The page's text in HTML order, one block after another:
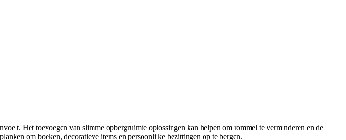
Het toevoegen van slimme opbergruimte oplossingen kan helpen om rommel te verminderen en de
om boeken, decoratieve items en persoonlijke bezittingen op te bergen.